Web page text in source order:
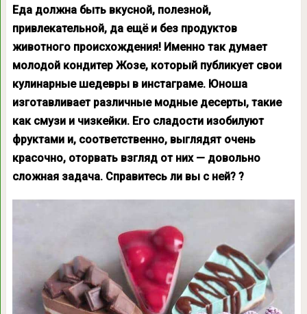
Еда должна быть вкусной, полезной,
привлекательной, да ещё и без продуктов
животного происхождения! Именно так думает
молодой кондитер Жозе, который публикует свои
кулинарные шедевры в инстаграме. Юноша
изготавливает различные модные десерты, такие
как смузи и чизкейки. Его сладости изобилуют
фруктами и, соответственно, выглядят очень
красочно, оторвать взгляд от них — довольно
сложная задача. Справитесь ли вы с ней? ?